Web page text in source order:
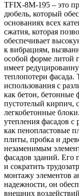
TFIX-8M-195 – это
дюбель, который
основаниях всех
сжатия, которая
обеспечивает
к вибрациям,
особой форме литой
имеет
теплопотери
использования с
как бетон, бетонные
пустотелый кирпич,
легкобетонные
утепления фасадов
как пенопластовые
плиты, пробка и
незаменимым
фасадов зданий. Его
и сократить
монтажу элементов
надежности, он
внешних